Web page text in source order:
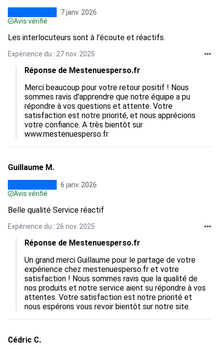
7 janv. 2026
Avis vérifié
Les interlocuteurs sont à l'écoute et réactifs.
Expérience du : 27 nov. 2025
Réponse de Mestenuesperso.fr
Merci beaucoup pour votre retour positif ! Nous
sommes ravis d'apprendre que notre équipe a pu
répondre à vos questions et attente. Votre
satisfaction est notre priorité, et nous apprécions
votre confiance. A très bientôt sur
www.mestenuesperso.fr
Guillaume M.
6 janv. 2026
Avis vérifié
Belle qualité Service réactif
Expérience du : 26 nov. 2025
Réponse de Mestenuesperso.fr
Un grand merci Guillaume pour le partage de votre
expérience chez mestenuesperso.fr et votre
satisfaction ! Nous sommes ravis que la qualité de
nos produits et notre service aient su répondre à vos
attentes. Votre satisfaction est notre priorité et
nous espérons vous revoir bientôt sur notre site.
Cédric C.